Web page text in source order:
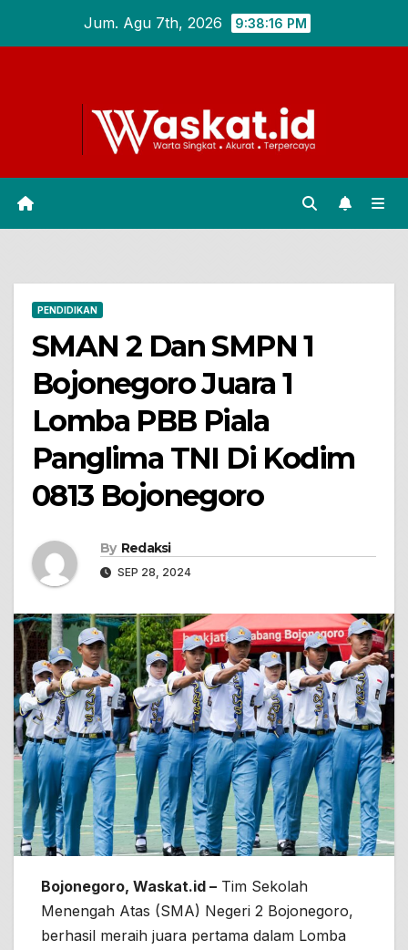
Jum. Agu 7th, 2026 9:38:17 PM
PENDIDIKAN
SMAN 2 Dan SMPN 1
Bojonegoro Juara 1
Lomba PBB Piala
Panglima TNI Di Kodim
0813 Bojonegoro
By Redaksi
SEP 28, 2024
Bojonegoro, Waskat.id – Tim Sekolah
Menengah Atas (SMA) Negeri 2 Bojonegoro,
berhasil meraih juara pertama dalam Lomba